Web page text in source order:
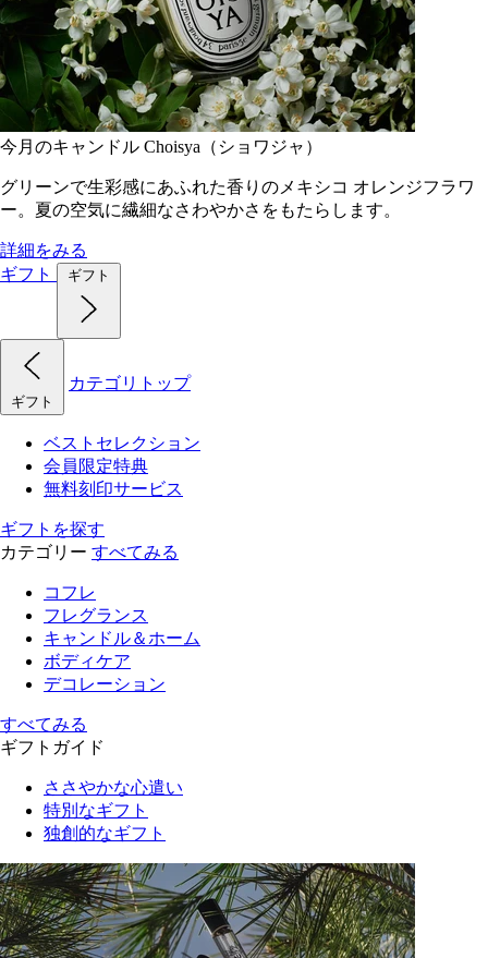
今月のキャンドル Choisya（ショワジャ）
グリーンで生彩感にあふれた香りのメキシコ オレンジフラワ
ー。夏の空気に繊細なさわやかさをもたらします。
詳細をみる
ギフト
ギフト
ギフト
カテゴリトップ
ベストセレクション
会員限定特典
無料刻印サービス
ギフトを探す
カテゴリー すべてみる
コフレ
フレグランス
キャンドル＆ホーム
ボディケア
デコレーション
すべてみる
ギフトガイド
ささやかな心遣い
特別なギフト
独創的なギフト